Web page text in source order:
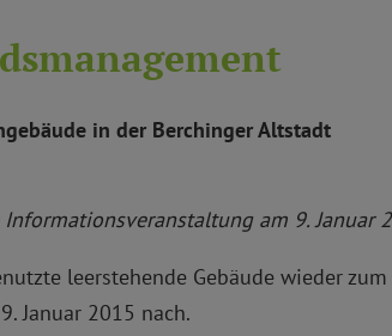
in der Berchinger Altstadt
am 9. Januar
leerstehende Gebäude wieder
Januar 2015 nach.